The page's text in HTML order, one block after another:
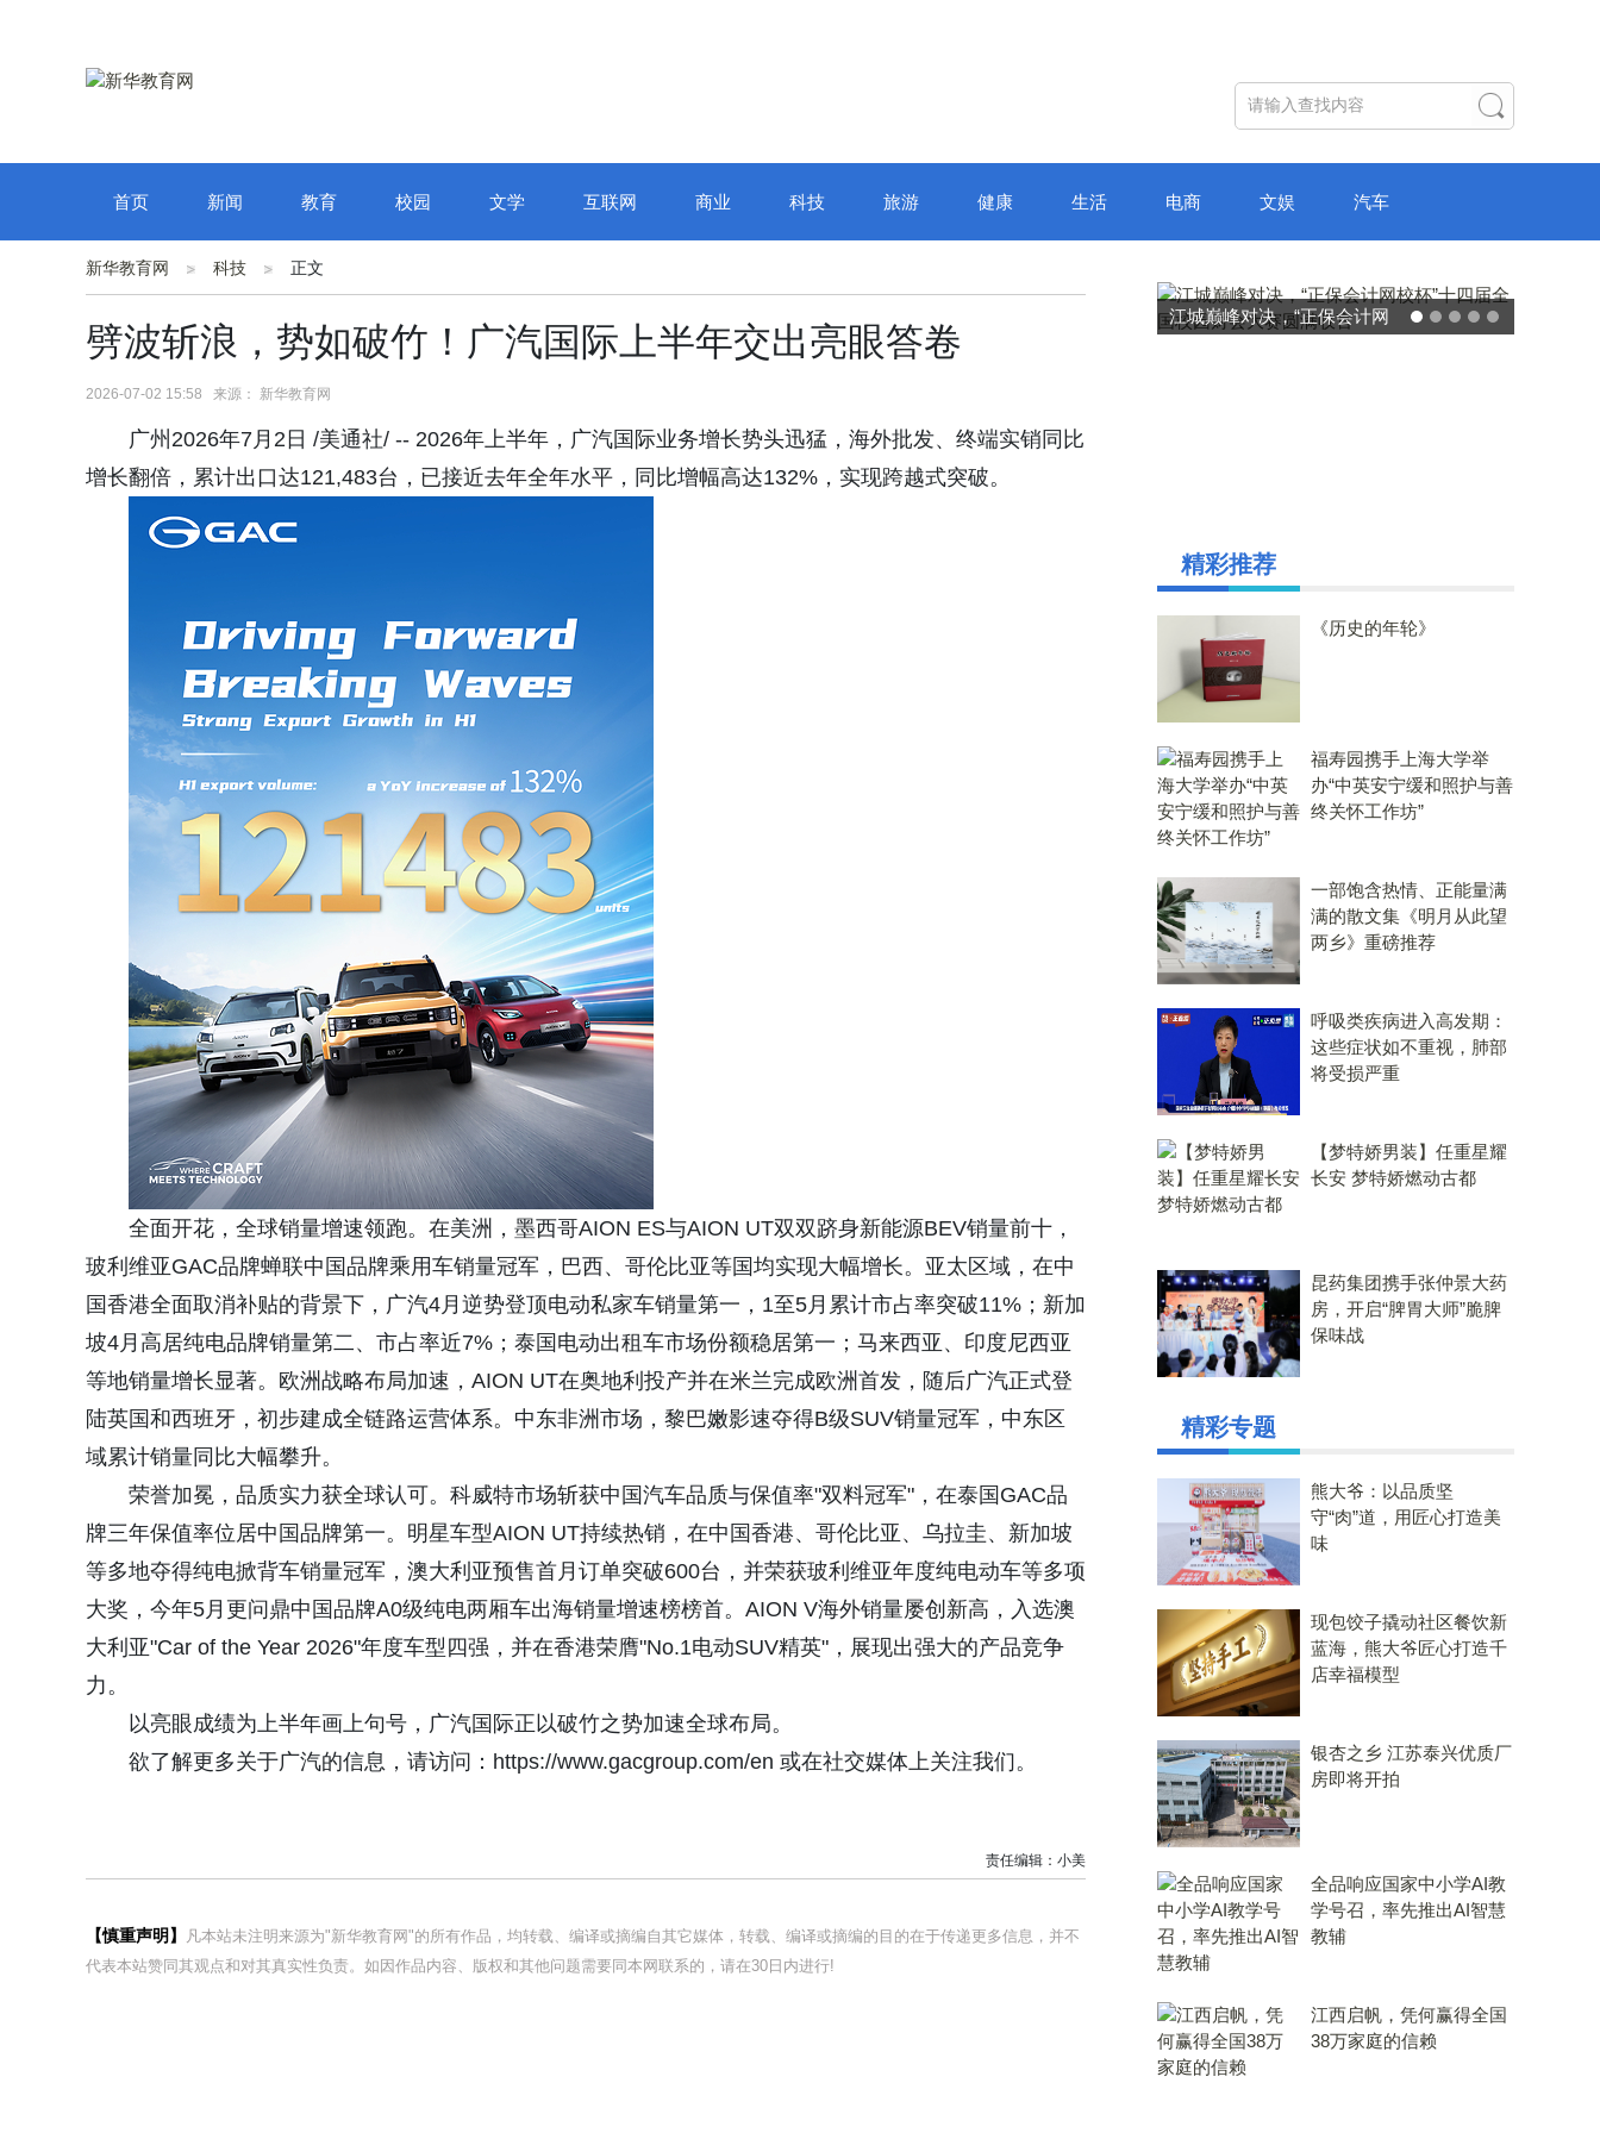
首页 新闻 教育 校园 文学 互联网 商业 科技 旅游 健康 生活 电商 文娱 汽车
新华教育网 科技 正文
劈波斩浪，势如破竹！广汽国际上半年交出亮眼答卷
2026-07-02 15:58 来源： 新华教育网
广州2026年7月2日 /美通社/ -- 2026年上半年，广汽国际业务增长势头迅猛，海外批发、终端实销同比
增长翻倍，累计出口达121,483台，已接近去年全年水平，同比增幅高达132%，实现跨越式突破。
全面开花，全球销量增速领跑。在美洲，墨西哥AION ES与AION UT双双跻身新能源BEV销量前十，
玻利维亚GAC品牌蝉联中国品牌乘用车销量冠军，巴西、哥伦比亚等国均实现大幅增长。亚太区域，在中
国香港全面取消补贴的背景下，广汽4月逆势登顶电动私家车销量第一，1至5月累计市占率突破11%；新加
坡4月高居纯电品牌销量第二、市占率近7%；泰国电动出租车市场份额稳居第一；马来西亚、印度尼西亚
等地销量增长显著。欧洲战略布局加速，AION UT在奥地利投产并在米兰完成欧洲首发，随后广汽正式登
陆英国和西班牙，初步建成全链路运营体系。中东非洲市场，黎巴嫩影速夺得B级SUV销量冠军，中东区
域累计销量同比大幅攀升。
荣誉加冕，品质实力获全球认可。科威特市场斩获中国汽车品质与保值率"双料冠军"，在泰国GAC品
牌三年保值率位居中国品牌第一。明星车型AION UT持续热销，在中国香港、哥伦比亚、乌拉圭、新加坡
等多地夺得纯电掀背车销量冠军，澳大利亚预售首月订单突破600台，并荣获玻利维亚年度纯电动车等多项
大奖，今年5月更问鼎中国品牌A0级纯电两厢车出海销量增速榜榜首。AION V海外销量屡创新高，入选澳
大利亚"Car of the Year 2026"年度车型四强，并在香港荣膺"No.1电动SUV精英"，展现出强大的产品竞争
力。
以亮眼成绩为上半年画上句号，广汽国际正以破竹之势加速全球布局。
欲了解更多关于广汽的信息，请访问：https://www.gacgroup.com/en 或在社交媒体上关注我们。
责任编辑：小美
【慎重声明】
凡本站未注明来源为"新华教育网"的所有作品，均转载、编译或摘编自其它媒体，转载、编译或摘编的目的在于传递更多信息，并不
代表本站赞同其观点和对其真实性负责。如因作品内容、版权和其他问题需要同本网联系的，请在30日内进行!
江城巅峰对决，“正保会计网
精彩推荐
《历史的年轮》
福寿园携手上海大学举
办“中英安宁缓和照护与善
终关怀工作坊”
一部饱含热情、正能量满
满的散文集《明月从此望
两乡》重磅推荐
呼吸类疾病进入高发期：
这些症状如不重视，肺部
将受损严重
【梦特娇男装】任重星耀
长安 梦特娇燃动古都
昆药集团携手张仲景大药
房，开启“脾胃大师”脆脾
保味战
精彩专题
熊大爷：以品质坚
守“肉”道，用匠心打造美
味
现包饺子撬动社区餐饮新
蓝海，熊大爷匠心打造千
店幸福模型
银杏之乡 江苏泰兴优质厂
房即将开拍
全品响应国家中小学AI教
学号召，率先推出AI智慧
教辅
江西启帆，凭何赢得全国
38万家庭的信赖